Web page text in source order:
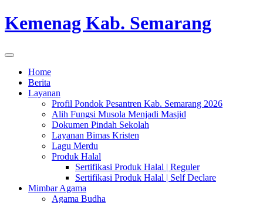
Kemenag Kab. Semarang
Home
Berita
Layanan
Profil Pondok Pesantren Kab. Semarang 2026
Alih Fungsi Musola Menjadi Masjid
Dokumen Pindah Sekolah
Layanan Bimas Kristen
Lagu Merdu
Produk Halal
Sertifikasi Produk Halal | Reguler
Sertifikasi Produk Halal | Self Declare
Mimbar Agama
Agama Budha